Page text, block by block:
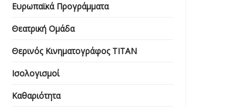
Ευρωπαϊκά Προγράμματα
Θεατρική Ομάδα
Θερινός Κινηματογράφος ΤΙΤΑΝ
Ισολογισμοί
Καθαριότητα